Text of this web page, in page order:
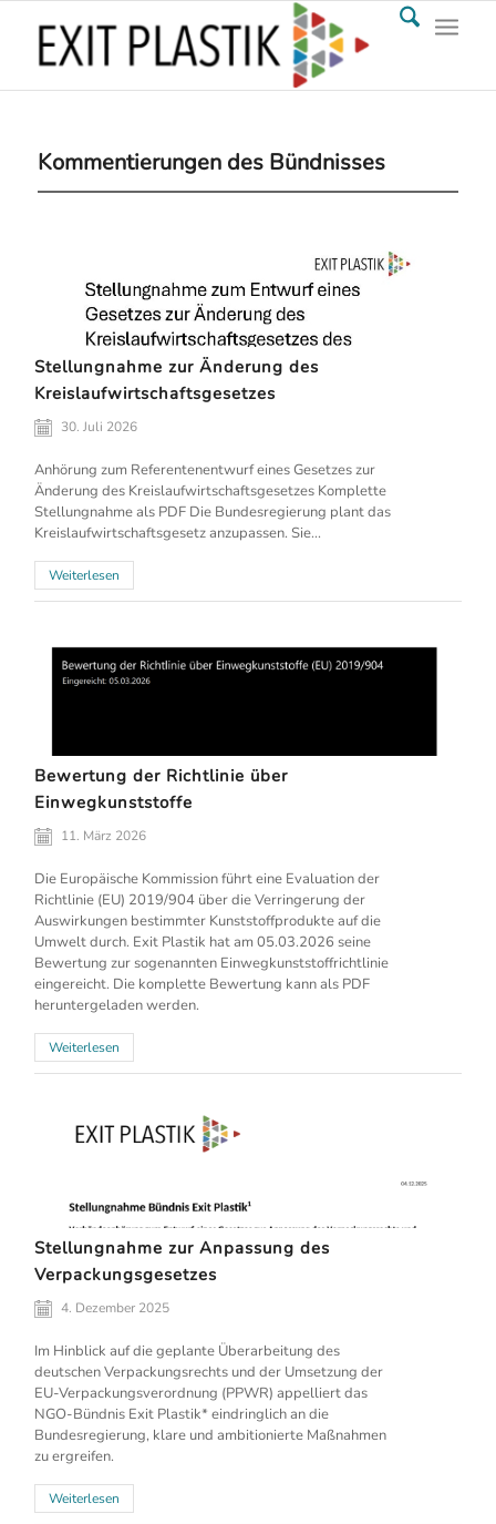
Kommentierungen des Bündnisses
Stellungnahme zur Änderung des
Kreislaufwirtschaftsgesetzes
30. Juli 2026
Anhörung zum Referentenentwurf eines Gesetzes zur
Änderung des Kreislaufwirtschaftsgesetzes Komplette
Stellungnahme als PDF Die Bundesregierung plant das
Kreislaufwirtschaftsgesetz anzupassen. Sie...
Weiterlesen
Bewertung der Richtlinie über
Einwegkunststoffe
11. März 2026
Die Europäische Kommission führt eine Evaluation der
Richtlinie (EU) 2019/904 über die Verringerung der
Auswirkungen bestimmter Kunststoffprodukte auf die
Umwelt durch. Exit Plastik hat am 05.03.2026 seine
Bewertung zur sogenannten Einwegkunststoffrichtlinie
eingereicht. Die komplette Bewertung kann als PDF
heruntergeladen werden.
Weiterlesen
Stellungnahme zur Anpassung des
Verpackungsgesetzes
4. Dezember 2025
Im Hinblick auf die geplante Überarbeitung des
deutschen Verpackungsrechts und der Umsetzung der
EU-Verpackungsverordnung (PPWR) appelliert das
NGO-Bündnis Exit Plastik* eindringlich an die
Bundesregierung, klare und ambitionierte Maßnahmen
zu ergreifen.
Weiterlesen